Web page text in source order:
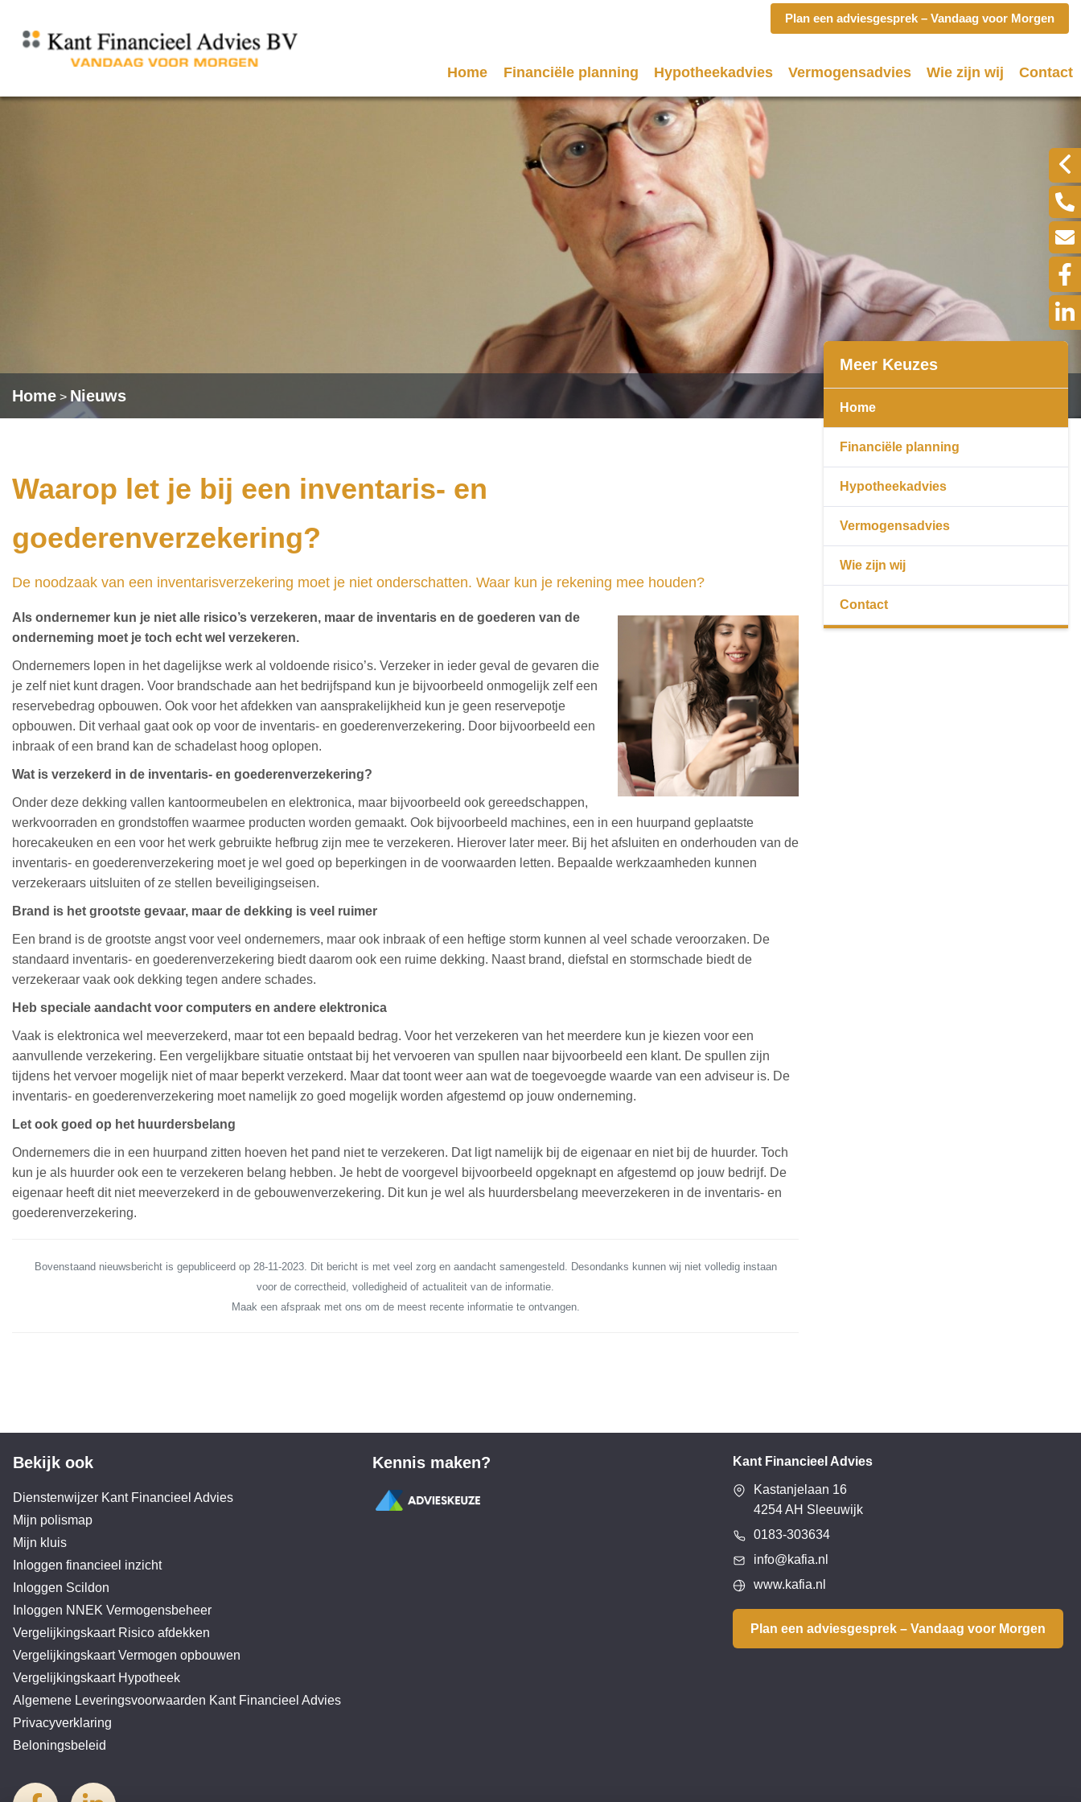
Plan een adviesgesprek – Vandaag voor Morgen
Home Financiële planning Hypotheekadvies
Hypotheken
Oeps, een hypotheek (filmpje)
Hypotheekvormen
Stappenplan
8 Tips
Vermogensadvies Wie zijn wij
Hypotheekadvisering
Contact
Home > Nieuws
Waarop let je bij een inventaris- en
goederenverzekering?
De noodzaak van een inventarisverzekering moet je niet onderschatten. Waar kun je rekening mee houden?
Als ondernemer kun je niet alle risico’s verzekeren, maar de inventaris en de goederen van de
onderneming moet je toch echt wel verzekeren.
Ondernemers lopen in het dagelijkse werk al voldoende risico’s. Verzeker in ieder geval de gevaren die
je zelf niet kunt dragen. Voor brandschade aan het bedrijfspand kun je bijvoorbeeld onmogelijk zelf een
reservebedrag opbouwen. Ook voor het afdekken van aansprakelijkheid kun je geen reservepotje
opbouwen. Dit verhaal gaat ook op voor de inventaris- en goederenverzekering. Door bijvoorbeeld een
inbraak of een brand kan de schadelast hoog oplopen.
Wat is verzekerd in de inventaris- en goederenverzekering?
Onder deze dekking vallen kantoormeubelen en elektronica, maar bijvoorbeeld ook gereedschappen,
werkvoorraden en grondstoffen waarmee producten worden gemaakt. Ook bijvoorbeeld machines, een in een huurpand geplaatste
horecakeuken en een voor het werk gebruikte hefbrug zijn mee te verzekeren. Hierover later meer. Bij het afsluiten en onderhouden van de
inventaris- en goederenverzekering moet je wel goed op beperkingen in de voorwaarden letten. Bepaalde werkzaamheden kunnen
verzekeraars uitsluiten of ze stellen beveiligingseisen.
Brand is het grootste gevaar, maar de dekking is veel ruimer
Een brand is de grootste angst voor veel ondernemers, maar ook inbraak of een heftige storm kunnen al veel schade veroorzaken. De
standaard inventaris- en goederenverzekering biedt daarom ook een ruime dekking. Naast brand, diefstal en stormschade biedt de
verzekeraar vaak ook dekking tegen andere schades.
Heb speciale aandacht voor computers en andere elektronica
Vaak is elektronica wel meeverzekerd, maar tot een bepaald bedrag. Voor het verzekeren van het meerdere kun je kiezen voor een
aanvullende verzekering. Een vergelijkbare situatie ontstaat bij het vervoeren van spullen naar bijvoorbeeld een klant. De spullen zijn
tijdens het vervoer mogelijk niet of maar beperkt verzekerd. Maar dat toont weer aan wat de toegevoegde waarde van een adviseur is. De
inventaris- en goederenverzekering moet namelijk zo goed mogelijk worden afgestemd op jouw onderneming.
Let ook goed op het huurdersbelang
Ondernemers die in een huurpand zitten hoeven het pand niet te verzekeren. Dat ligt namelijk bij de eigenaar en niet bij de huurder. Toch
kun je als huurder ook een te verzekeren belang hebben. Je hebt de voorgevel bijvoorbeeld opgeknapt en afgestemd op jouw bedrijf. De
eigenaar heeft dit niet meeverzekerd in de gebouwenverzekering. Dit kun je wel als huurdersbelang meeverzekeren in de inventaris- en
goederenverzekering.
Bovenstaand nieuwsbericht is gepubliceerd op 28-11-2023. Dit bericht is met veel zorg en aandacht samengesteld. Desondanks kunnen wij niet volledig instaan
voor de correctheid, volledigheid of actualiteit van de informatie.
Maak een afspraak met ons om de meest recente informatie te ontvangen.
Meer Keuzes
Home
Financiële planning
Hypotheekadvies
Vermogensadvies
Wie zijn wij
Contact
Bekijk ook
Dienstenwijzer Kant Financieel Advies
Mijn polismap
Mijn kluis
Inloggen financieel inzicht
Inloggen Scildon
Inloggen NNEK Vermogensbeheer
Vergelijkingskaart Risico afdekken
Vergelijkingskaart Vermogen opbouwen
Vergelijkingskaart Hypotheek
Algemene Leveringsvoorwaarden Kant Financieel Advies
Privacyverklaring
Beloningsbeleid
Kennis maken? Kant Financieel Advies
Kastanjelaan 16
4254 AH Sleeuwijk
0183-303634
info@kafia.nl
www.kafia.nl
Plan een adviesgesprek – Vandaag voor Morgen